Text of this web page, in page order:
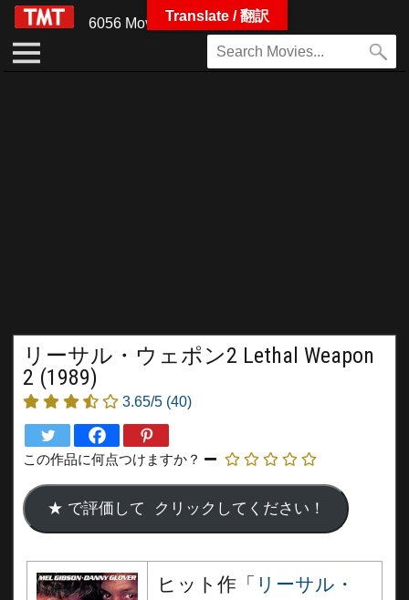
6056 Movies
リーサル・ウェポン2 Lethal Weapon
2 (1989)
3.65/5 (40)
この作品に何点つけますか？
ヒット作「 リーサル・
Translate / 翻訳